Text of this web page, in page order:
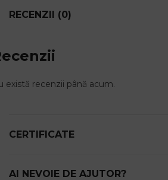
RECENZII (0)
există recenzii până acum.
CERTIFICATE
AI NEVOIE DE AJUTOR?